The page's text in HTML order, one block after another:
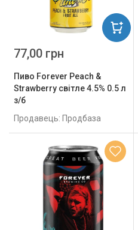
Пиво Forever Peach &
Strawberry світле 4.5% 0.5 л
з/б
Продавець: Продбаза
77,00 грн